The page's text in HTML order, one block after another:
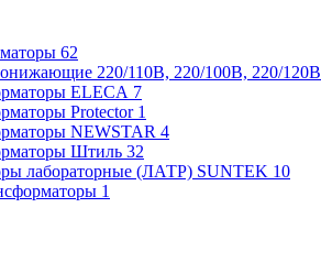
62
220/110В, 220/100В, 220/120В
ELECA 7
Protector 1
NEWSTAR 4
Штиль 32
лабораторные (ЛАТР) SUNTEK 10
1